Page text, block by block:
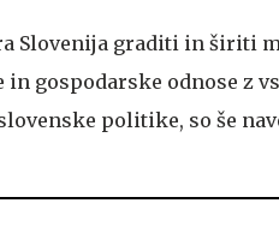
Slovenija graditi in širiti
gospodarske odnose z
politike, so še